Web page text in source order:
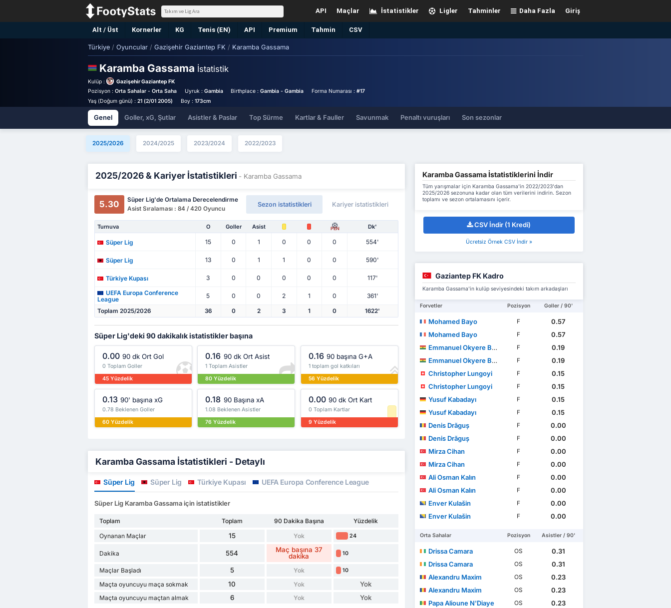
Giriş
Daha Fazla
Tahminler
Ligler
İstatistikler
Maçlar
API
Alt / Üst Kornerler KG Tenis (EN) API Premium Tahmin CSV
Türkiye / Oyuncular / Gazişehir Gaziantep FK / Karamba Gassama
Karamba Gassama İstatistik
Kulüp :
Gazişehir Gaziantep FK
Pozisyon : Orta Sahalar - Orta Saha Uyruk : Gambia Birthplace :Gambia - Gambia Forma Numarası : #17
Yaş (Doğum günü) : 21 (2/01 2005) Boy : 173cm
Genel Goller, xG, Şutlar Asistler & Paslar Top Sürme Kartlar & Fauller Savunmak Penaltı vuruşları Son sezonlar
2025/2026 2024/2025 2023/2024 2022/2023
2025/2026 & Kariyer İstatistikleri - Karamba Gassama
5.30
Süper Lig'de Ortalama Derecelendirme
Asist Sıralaması : 84 / 420 Oyuncu
Sezon istatistikleri Kariyer istatistikleri
Turnuva O Goller Asist PEN Dk'
Süper Lig 15 0 1 0 0 0 554'
Süper Lig 13 0 1 1 0 0 590'
Türkiye Kupası 3 0 0 0 0 0
117'
UEFA Europa Conference
League
5 0 0 2 1 0 361'
Toplam 2025/2026 36 0 2 3 1 0 1622'
Süper Lig'deki 90 dakikalık istatistikler başına
0.00 90 dk Ort Gol
0 Toplam Goller
45 Yüzdelik
0.16 90 dk Ort Asist
1 Toplam Asistler
80 Yüzdelik
0.16 90 başına G+A
1 toplam gol katkıları
56 Yüzdelik
0.13 90' başına xG
0.78 Beklenen Goller
60 Yüzdelik
0.18 90 Başına xA
1.08 Beklenen Asistler
76 Yüzdelik
0.00 90 dk Ort Kart
0 Toplam Kartlar
9 Yüzdelik
Karamba Gassama İstatistikleri - Detaylı
Süper Lig Süper Lig Türkiye Kupası UEFA Europa Conference League
Süper Lig Karamba Gassama için istatistikler
Toplam Toplam 90 Dakika Başına
Yüzdelik
Oynanan Maçlar
15 Yok 24
Dakika 554
Maç başına 37
dakika
10
Maçlar Başladı 5 Yok 10
Maçta oyuncuyu maça sokmak 10 Yok Yok
Maçta oyuncuyu maçtan almak 6 Yok Yok
Karamba Gassama İstatistiklerini İndir
Tüm yarışmalar için Karamba Gassama'in 2022/2023'dan
2025/2026 sezonuna kadar olan tüm verilerini indirin. Sezon
toplamı ve sezon ortalamasını içerir.
CSV İndir (1 Kredi)
Ücretsiz Örnek CSV İndir »
Gaziantep FK Kadro
Karamba Gassama'in kulüp seviyesindeki takım arkadaşları
Forvetler Pozisyon Goller / 90'
Mohamed Bayo F
0.57
Mohamed Bayo
F
0.57
Emmanuel Okyere Boateng
F
0.19
Emmanuel Okyere Boateng
F
0.19
Christopher Lungoyi
F
0.15
Christopher Lungoyi
F
0.15
Yusuf Kabadayı
F
0.15
Yusuf Kabadayı
F
0.15
Denis Drăguș
F
0.00
Denis Drăguș
F
0.00
Mirza Cihan
F
0.00
Mirza Cihan
F
0.00
Ali Osman Kalın
F
0.00
Ali Osman Kalın
F
0.00
Enver Kulašin
F
0.00
Enver Kulašin
F 0.00
Orta Sahalar Pozisyon Asistler / 90'
Drissa Camara OS
0.31
Drissa Camara
OS
0.31
Alexandru Maxim
OS
0.23
Alexandru Maxim
OS
0.23
Papa Alioune N'Diaye
OS
0.23